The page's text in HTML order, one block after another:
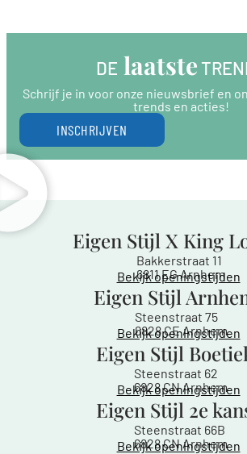
DE laatste
Schrijf je in voor onze nieuwsbrief en
trends en acties!
INSCHRIJVEN
Eigen Stijl X King
Bakkerstraat 11
6811 EG Arnhem
Bekijk openingstijden
Eigen Stijl
Steenstraat 75
6828 CE Arnhem
Bekijk openingstijden
Eigen Stijl
Steenstraat 62
6828 CN Arnhem
Bekijk openingstijden
Eigen Stijl 2e
Steenstraat 66B
6828 CN Arnhem
Bekijk openingstijden